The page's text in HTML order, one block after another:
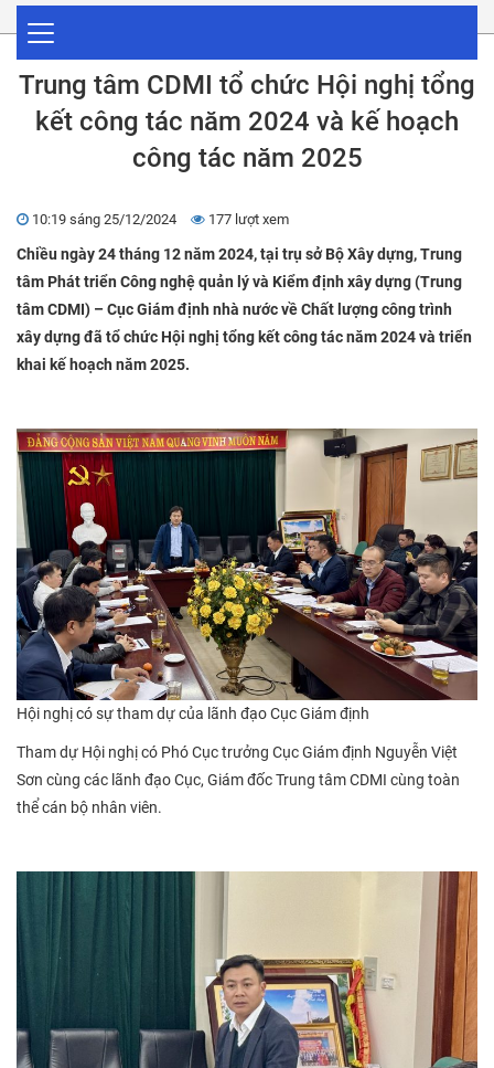
Trung tâm CDMI tổ chức Hội nghị tổng
kết công tác năm 2024 và kế hoạch
công tác năm 2025
10:19 sáng 25/12/2024 177 lượt xem
Chiều ngày 24 tháng 12 năm 2024, tại trụ sở Bộ Xây dựng, Trung
tâm Phát triển Công nghệ quản lý và Kiểm định xây dựng (Trung
tâm CDMI) – Cục Giám định nhà nước về Chất lượng công trình
xây dựng đã tổ chức Hội nghị tổng kết công tác năm 2024 và triển
khai kế hoạch năm 2025.
Hội nghị có sự tham dự của lãnh đạo Cục Giám định
Tham dự Hội nghị có Phó Cục trưởng Cục Giám định Nguyễn Việt
Sơn cùng các lãnh đạo Cục, Giám đốc Trung tâm CDMI cùng toàn
thể cán bộ nhân viên.